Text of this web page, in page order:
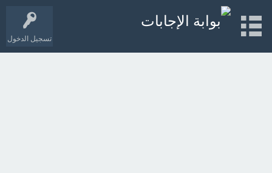
تسجيل الدخول